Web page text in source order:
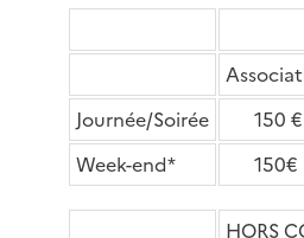
Journée/Soirée
150 €
Week-end*
150€
HORS